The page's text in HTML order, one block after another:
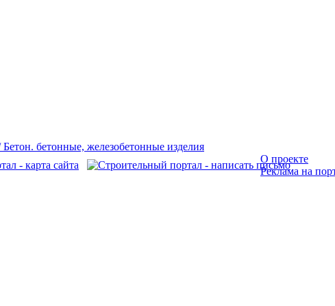
О проекте
Реклама на